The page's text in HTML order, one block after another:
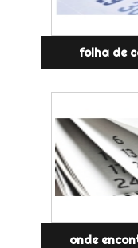
folha de
onde